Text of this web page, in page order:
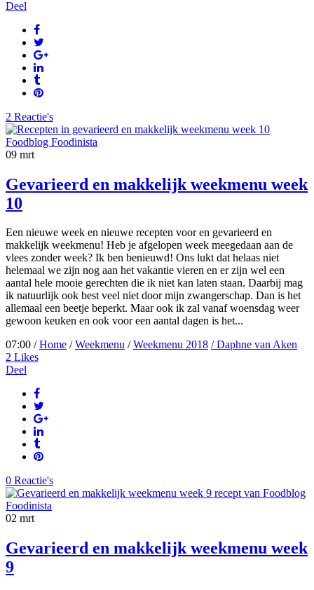
Deel
2 Reactie's
09 mrt
Gevarieerd en makkelijk weekmenu week
10
Een nieuwe week en nieuwe recepten voor en gevarieerd en
makkelijk weekmenu! Heb je afgelopen week meegedaan aan de
vlees zonder week? Ik ben benieuwd! Ons lukt dat helaas niet
helemaal we zijn nog aan het vakantie vieren en er zijn wel een
aantal hele mooie gerechten die ik niet kan laten staan. Daarbij mag
ik natuurlijk ook best veel niet door mijn zwangerschap. Dan is het
allemaal een beetje beperkt. Maar ook ik zal vanaf woensdag weer
gewoon keuken en ook voor een aantal dagen is het...
07:00 /Home /Weekmenu /Weekmenu 2018 / Daphne van Aken
2 Likes
Deel
0 Reactie's
02 mrt
Gevarieerd en makkelijk weekmenu week
9